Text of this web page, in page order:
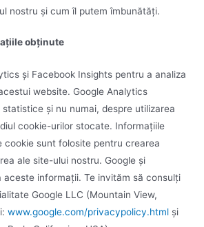
nostru și cum îl putem îmbunătăți.
obținute
și Facebook Insights pentru a analiza
website. Google Analytics
și nu numai, despre utilizarea
cookie-urilor stocate. Informațiile
cookie sunt folosite pentru crearea
ale site-ului nostru. Google și
aceste informații. Te invităm să consulți
Google LLC (Mountain View,
www.google.com/privacypolicy.html și